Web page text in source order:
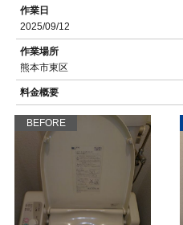
作業日
2025/09/12
作業場所
熊本市東区
料金概要
BEFORE